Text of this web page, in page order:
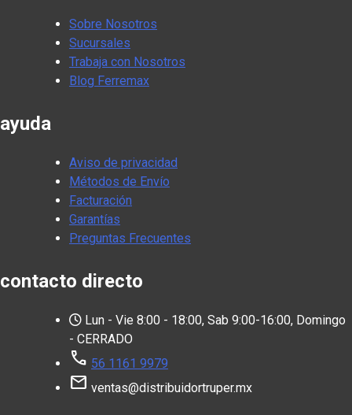
Sobre Nosotros
Sucursales
Trabaja con Nosotros
Blog Ferremax
ayuda
Aviso de privacidad
Métodos de Envío
Facturación
Garantías
Preguntas Frecuentes
contacto directo
Lun - Vie 8:00 - 18:00, Sab 9:00-16:00, Domingo
- CERRADO
call 56 1161 9979
mail ventas@distribuidortruper.mx